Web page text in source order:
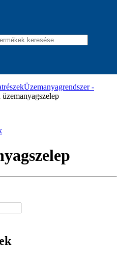
Üzemanyagrendszer -